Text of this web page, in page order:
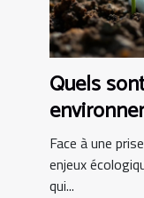
Quels
bio ?
Face à une
enjeux
qui...